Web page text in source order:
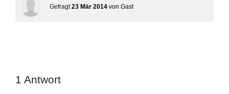
Gefragt 23 Mär 2014 von Gast
1 Antwort